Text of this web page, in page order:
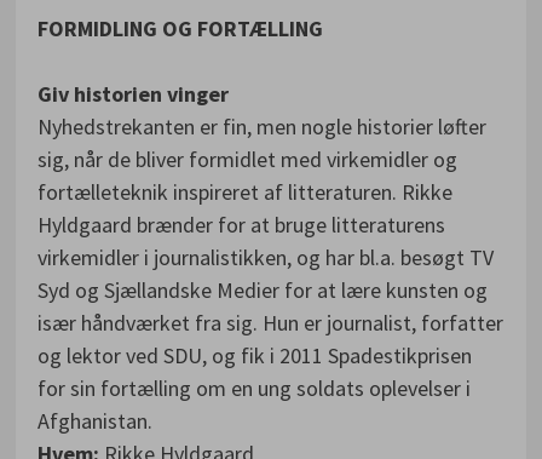
FORMIDLING OG FORTÆLLING
Giv historien vinger
Nyhedstrekanten er fin, men nogle historier løfter
sig, når de bliver formidlet med virkemidler og
fortælleteknik inspireret af litteraturen. Rikke
Hyldgaard brænder for at bruge litteraturens
virkemidler i journalistikken, og har bl.a. besøgt TV
Syd og Sjællandske Medier for at lære kunsten og
især håndværket fra sig. Hun er journalist, forfatter
og lektor ved SDU, og fik i 2011 Spadestikprisen
for sin fortælling om en ung soldats oplevelser i
Afghanistan.